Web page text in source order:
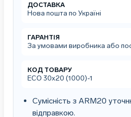
ДОСТАВКА
Нова пошта по Україні
ГАРАНТІЯ
За умовами виробника або
КОД ТОВАРУ
ЕСО 30х20 (1000)-1
Сумісність з ARM20
відправкою.